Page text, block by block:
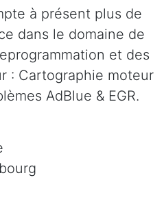
à présent plus de
dans le domaine de
et des
: Cartographie moteur
AdBlue & EGR.